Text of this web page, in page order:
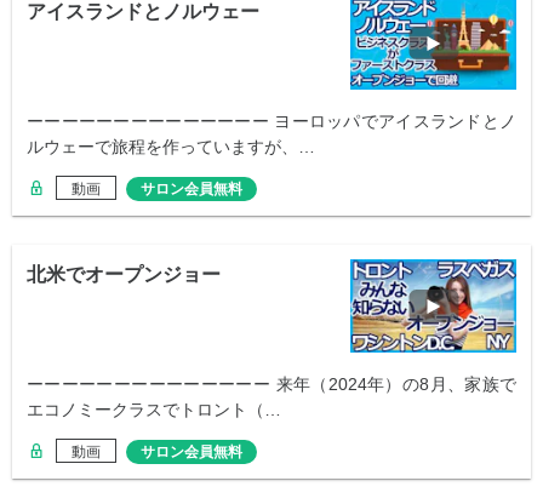
アイスランドとノルウェー
ーーーーーーーーーーーーーー ヨーロッパでアイスランドとノ
ルウェーで旅程を作っていますが、…
動画 サロン会員無料
北米でオープンジョー
ーーーーーーーーーーーーーー 来年（2024年）の8月、家族で
エコノミークラスでトロント（…
動画 サロン会員無料